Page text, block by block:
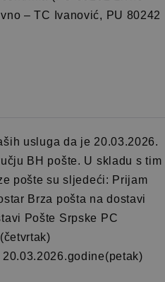
– TC Ivanović, PU 80242
usluga da je 20.03.2026.
BH pošte. U skladu s tim
pošte su sljedeći: Prijam
Brza pošta na dostavi
Pošte Srpske PC